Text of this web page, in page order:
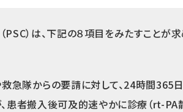
PSC）は、下記の８項目をみたすことが
急隊からの要請に対して、24時間365
患者搬入後可及的速やかに診療（rt-PA